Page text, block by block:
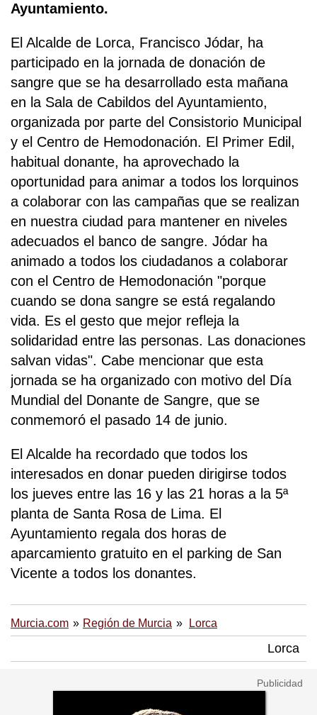
Ayuntamiento.
El Alcalde de Lorca, Francisco Jódar, ha
participado en la jornada de donación de
sangre que se ha desarrollado esta mañana
en la Sala de Cabildos del Ayuntamiento,
organizada por parte del Consistorio Municipal
y el Centro de Hemodonación. El Primer Edil,
habitual donante, ha aprovechado la
oportunidad para animar a todos los lorquinos
a colaborar con las campañas que se realizan
en nuestra ciudad para mantener en niveles
adecuados el banco de sangre. Jódar ha
animado a todos los ciudadanos a colaborar
con el Centro de Hemodonación "porque
cuando se dona sangre se está regalando
vida. Es el gesto que mejor refleja la
solidaridad entre las personas. Las donaciones
salvan vidas". Cabe mencionar que esta
jornada se ha organizado con motivo del Día
Mundial del Donante de Sangre, que se
conmemoró el pasado 14 de junio.
El Alcalde ha recordado que todos los
interesados en donar pueden dirigirse todos
los jueves entre las 16 y las 21 horas a la 5ª
planta de Santa Rosa de Lima. El
Ayuntamiento regala dos horas de
aparcamiento gratuito en el parking de San
Vicente a todos los donantes.
Murcia.com Región de Murcia Lorca
Lorca